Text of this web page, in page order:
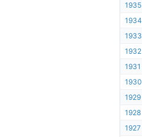
1935
1934
1933
1932
1931
1930
1929
1928
1927